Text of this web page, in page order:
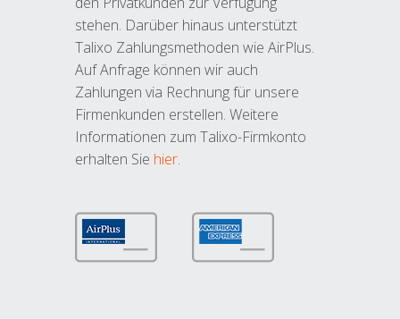
stehen. Darüber hinaus unterstützt
Talixo Zahlungsmethoden wie AirPlus.
Auf Anfrage können wir auch
Zahlungen via Rechnung für unsere
Firmenkunden erstellen. Weitere
Informationen zum Talixo-Firmkonto
erhalten Sie hier.